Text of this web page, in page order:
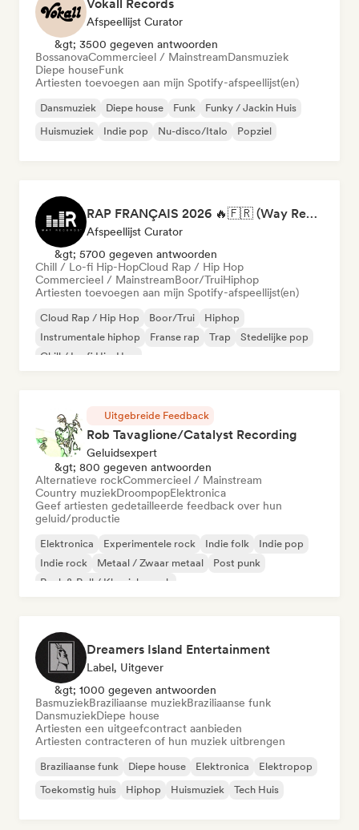
Vokall Records
Afspeellijst Curator
&gt; 3500 gegeven antwoorden
BossanovaCommercieel / MainstreamDansmuziek
Diepe houseFunk
Artiesten toevoegen aan mijn Spotify-afspeellijst(en)
Dansmuziek Diepe house Funk
Funky / Jackin Huis
Huismuziek
Indie pop Nu-disco/Italo Popziel
RAP FRANÇAIS 2026 🔥🇫🇷 (Way Records)
Afspeellijst Curator
&gt; 5700 gegeven antwoorden
Chill / Lo-fi Hip-HopCloud Rap / Hip Hop
Commercieel / MainstreamBoor/TruiHiphop
Artiesten toevoegen aan mijn Spotify-afspeellijst(en)
Cloud Rap / Hip Hop Boor/Trui
Hiphop
Instrumentale hiphop
Franse rap Trap
Stedelijke pop
Chill / Lo-fi Hip-Hop
Uitgebreide Feedback
Rob Tavaglione/Catalyst Recording
Geluidsexpert
&gt; 800 gegeven antwoorden
Alternatieve rockCommercieel / Mainstream
Country muziekDroompopElektronica
Geef artiesten gedetailleerde feedback over hun
geluid/productie
Elektronica Experimentele rock Indie folk
Indie pop
Indie rock
Metaal / Zwaar metaal
Post punk
Rock & Roll / Klassieke rock
Dreamers Island Entertainment
Label, Uitgever
&gt; 1000 gegeven antwoorden
BasmuziekBraziliaanse muziekBraziliaanse funk
DansmuziekDiepe house
Artiesten een uitgeefcontract aanbieden
Artiesten contracteren of hun muziek uitbrengen
Braziliaanse funk Diepe house Elektronica
Elektropop
Toekomstig huis
Hiphop Huismuziek Tech Huis